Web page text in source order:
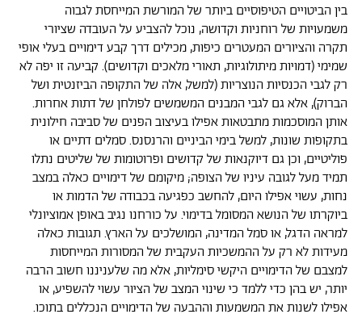
בין הביטויים הטיפוסיים ביותר של המורשת המייחסת לגבוה
משמעויות של רוחניות וקדושה, נוכל להצביע על העובדה שציורי
תקרה והציורים המעטרים כיפות, מכילים דרך קבע דימויים בעלי אופי
שמימי (דמויות מיתולוגיות, תאורי מלאכים וקדושים). קביעה זו יפה לא
רק לגבי הכנסיות הנוצריות (למשל, אלה של התקופה הביזנטית ושל
הברוק), אלא גם לגבי המבנים המשמשים לפולחן של דתות אחרות.
אותן המוסכמות מתבטאות אפילו בעיצוב הפנים של סביבה חילונית
בתקופות שונות, למשל בימי הביניים והרנסנס. סמלים דתיים או
פוליטיים, וכן גם דיוקנאות של קדושים ופרוטומות של שליטים נתלו
תמיד מעל לגובה עיניו של הצופה; מיקומם של דימויים כאלה במצב
נחות, עשוי אפילו היום, להחשב כפגיעה בכבודה של הדמות או
ביוקרתו של הנושא המסומל בדימוי. על כורחנו נגיב באופן אמוציונלי
למראה הדגל, או סמל המדינה, המושלכים על הארץ. תגובות כאלה
מעידות לא רק על ההמשכיות העקבית של המסורות המייחסות
למצבם של הדימויים היקשי סימליות, אלא מה שלעניננו חשוב הרבה
יותר, יש בהן כדי ללמד כי שינוי המצב של הציור עשוי להשפיע, או
אפילו לשנות את המשמעות וההבעה של הדימויים הנכללים בתוכו.